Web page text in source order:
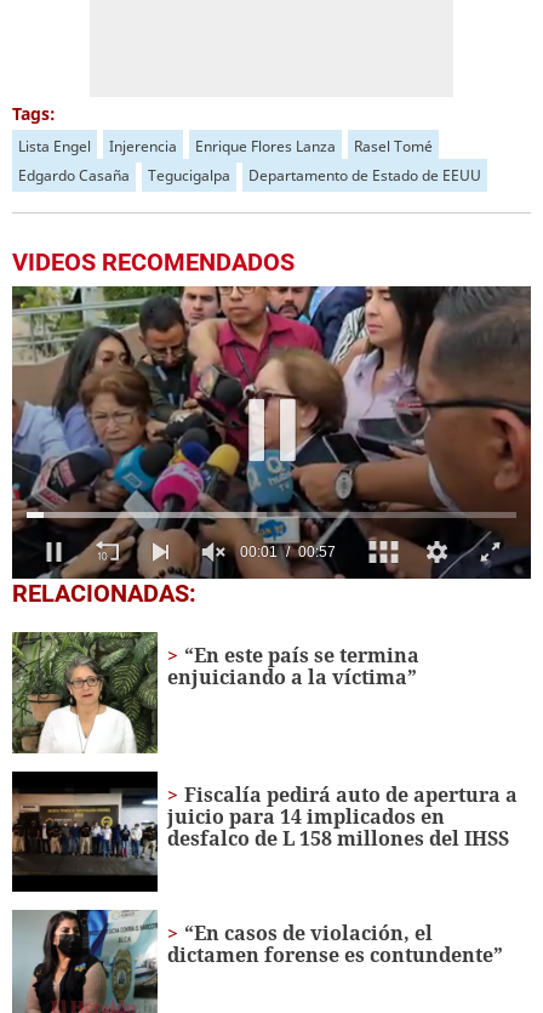
Tags:
Lista Engel Injerencia Enrique Flores Lanza
Rasel Tomé
Edgardo Casaña
Tegucigalpa Departamento de Estado de EEUU
VIDEOS RECOMENDADOS
0
seconds
57
seconds
RELACIONADAS:
“En este país se termina
enjuiciando a la víctima”
Fiscalía pedirá auto de apertura a
juicio para 14 implicados en
desfalco de L 158 millones del IHSS
“En casos de violación, el
dictamen forense es contundente”